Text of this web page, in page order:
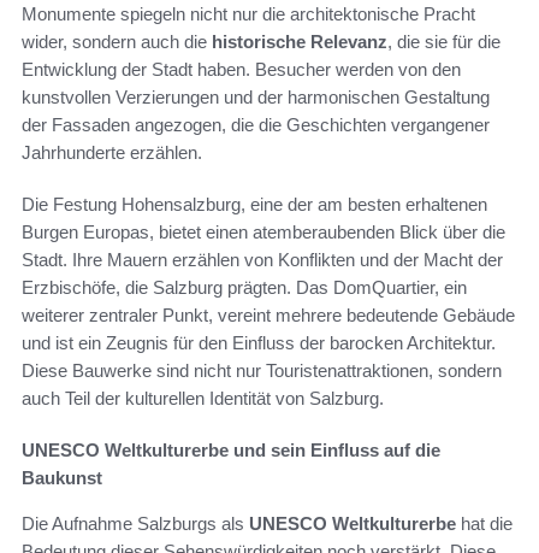
Monumente spiegeln nicht nur die architektonische Pracht
wider, sondern auch die historische Relevanz, die sie für die
Entwicklung der Stadt haben. Besucher werden von den
kunstvollen Verzierungen und der harmonischen Gestaltung
der Fassaden angezogen, die die Geschichten vergangener
Jahrhunderte erzählen.
Die Festung Hohensalzburg, eine der am besten erhaltenen
Burgen Europas, bietet einen atemberaubenden Blick über die
Stadt. Ihre Mauern erzählen von Konflikten und der Macht der
Erzbischöfe, die Salzburg prägten. Das DomQuartier, ein
weiterer zentraler Punkt, vereint mehrere bedeutende Gebäude
und ist ein Zeugnis für den Einfluss der barocken Architektur.
Diese Bauwerke sind nicht nur Touristenattraktionen, sondern
auch Teil der kulturellen Identität von Salzburg.
UNESCO Weltkulturerbe und sein Einfluss auf die
Baukunst
Die Aufnahme Salzburgs als UNESCO Weltkulturerbe hat die